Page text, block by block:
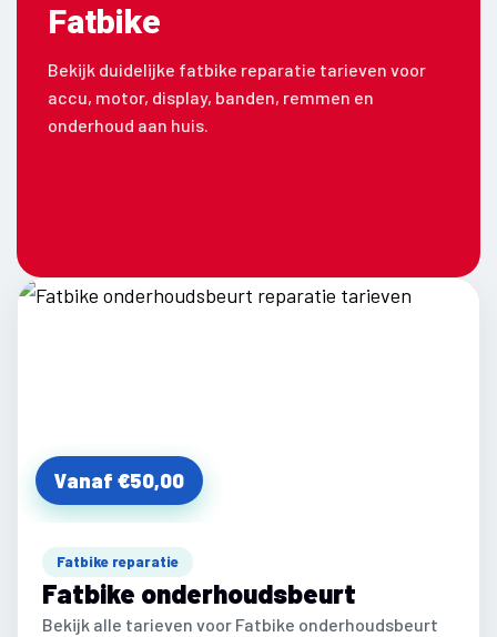
Fatbike
Bekijk duidelijke fatbike reparatie tarieven voor
accu, motor, display, banden, remmen en
onderhoud aan huis.
Vanaf €50,00
Fatbike reparatie
Fatbike onderhoudsbeurt
Bekijk alle tarieven voor Fatbike onderhoudsbeurt